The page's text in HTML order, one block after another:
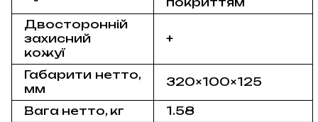
Двосторонній
захисний
кожуї
+
Габарити нетто,
мм
320×100×125
Вага нетто, кг
1.58